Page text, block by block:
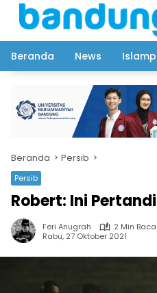
Langsung
Beranda
News
Beranda Persib
Persib
Robert: Ini
Feri Anugrah
2 Min Baca
Rabu, 27 Oktober 2021